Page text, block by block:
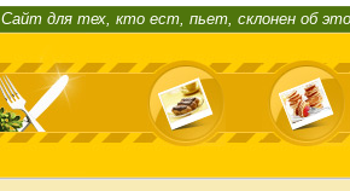
Сайт для тех, кто ест, пьет, склонен об